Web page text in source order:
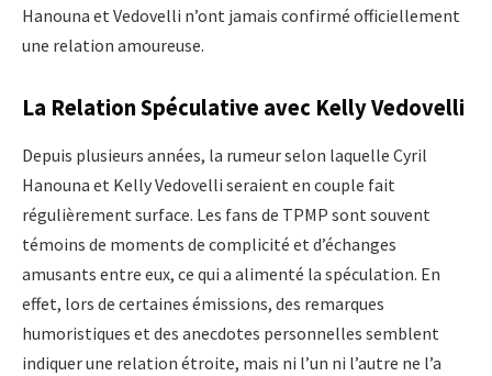
Hanouna et Vedovelli n’ont jamais confirmé officiellement
une relation amoureuse.
La Relation Spéculative avec Kelly Vedovelli
Depuis plusieurs années, la rumeur selon laquelle Cyril
Hanouna et Kelly Vedovelli seraient en couple fait
régulièrement surface. Les fans de TPMP sont souvent
témoins de moments de complicité et d’échanges
amusants entre eux, ce qui a alimenté la spéculation. En
effet, lors de certaines émissions, des remarques
humoristiques et des anecdotes personnelles semblent
indiquer une relation étroite, mais ni l’un ni l’autre ne l’a